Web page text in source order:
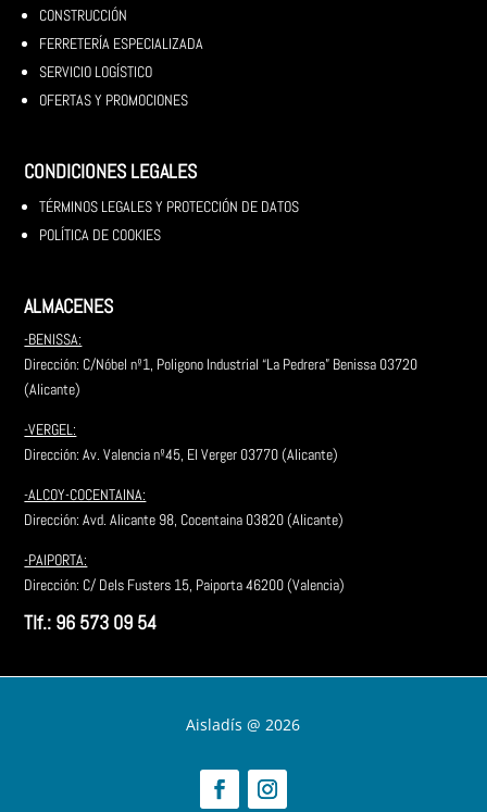
CONSTRUCCIÓN
FERRETERÍA ESPECIALIZADA
SERVICIO LOGÍSTICO
OFERTAS Y PROMOCIONES
CONDICIONES LEGALES
TÉRMINOS LEGALES Y PROTECCIÓN DE DATOS
POLÍTICA DE COOKIES
ALMACENES
-BENISSA:
Dirección: C/Nóbel nº1, Poligono Industrial “La Pedrera” Benissa 03720
(Alicante)
-VERGEL:
Dirección: Av. Valencia nº45, El Verger 03770 (Alicante)
-ALCOY-COCENTAINA:
Dirección:Avd. Alicante 98, Cocentaina 03820 (Alicante)
-PAIPORTA:
Dirección: C/ Dels Fusters 15, Paiporta 46200 (Valencia)
Tlf.: 96 573 09 54
Aisladís @ 2026